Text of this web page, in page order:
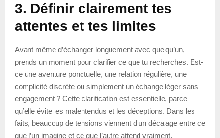
3. Définir clairement tes
attentes et tes limites
Avant même d’échanger longuement avec quelqu’un,
prends un moment pour clarifier ce que tu recherches. Est-
ce une aventure ponctuelle, une relation régulière, une
complicité discrète ou simplement un échange léger sans
engagement ? Cette clarification est essentielle, parce
qu’elle évite les malentendus et les déceptions. Dans les
faits, beaucoup de tensions viennent d’un décalage entre ce
que l’un imagine et ce que l’autre attend vraiment.